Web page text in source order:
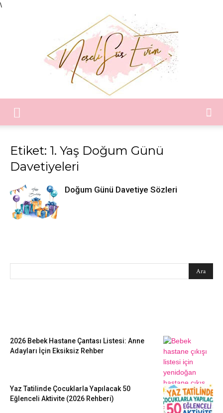
\
Etiket: 1. Yaş Doğum Günü
Davetiyeleri
Doğum Günü Davetiye Sözleri
2026 Bebek Hastane Çantası Listesi: Anne
Adayları İçin Eksiksiz Rehber
Yaz Tatilinde Çocuklarla Yapılacak 50
Eğlenceli Aktivite (2026 Rehberi)